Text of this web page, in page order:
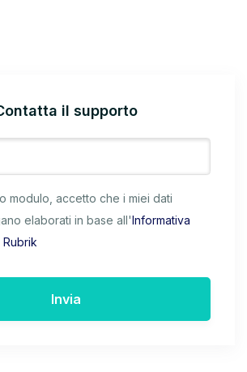
il supporto
modulo, accetto che i miei dati
elaborati in base all'Informativa
Invia